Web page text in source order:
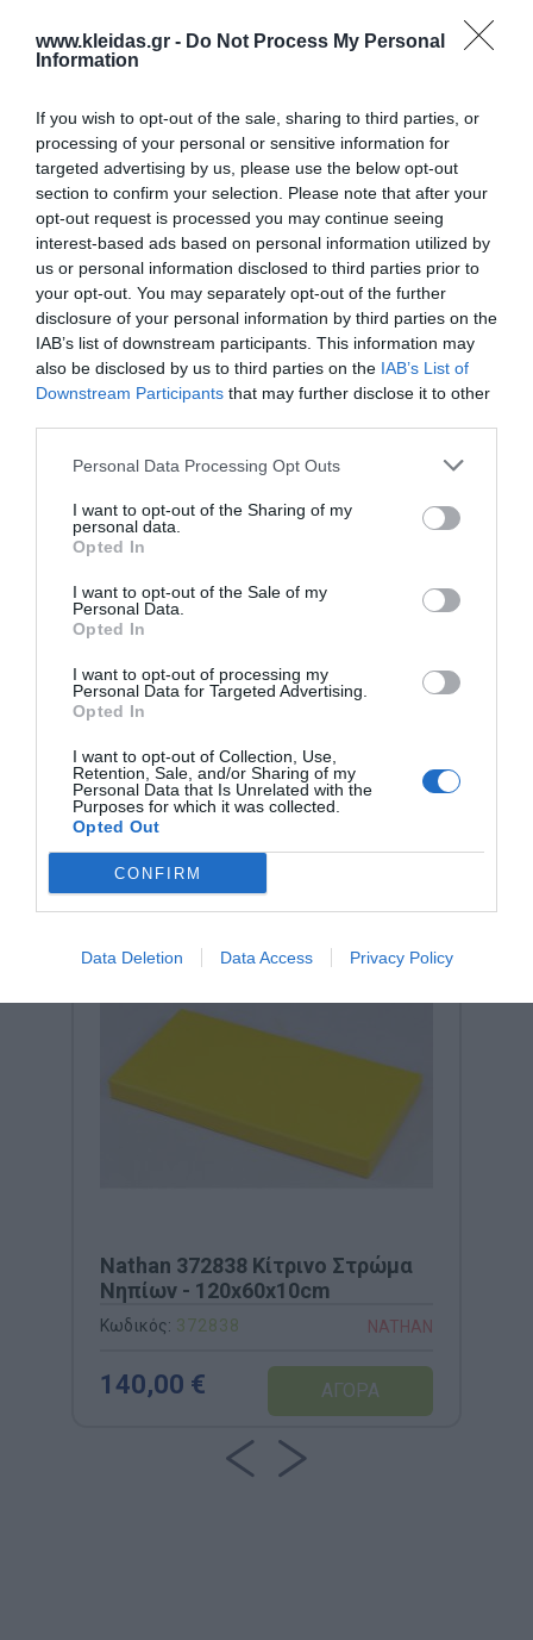
www.kleidas.gr - Do Not Process My Personal
Information
If you wish to opt-out of the sale, sharing to third parties, or
processing of your personal or sensitive information for
targeted advertising by us, please use the below opt-out
section to confirm your selection. Please note that after your
opt-out request is processed you may continue seeing
interest-based ads based on personal information utilized by
us or personal information disclosed to third parties prior to
your opt-out. You may separately opt-out of the further
disclosure of your personal information by third parties on the
IAB’s list of downstream participants. This information may
also be disclosed by us to third parties on the IAB’s List of
Downstream Participants that may further disclose it to other
Personal Data Processing Opt Outs
I want to opt-out of the Sharing of my
personal data.
Opted In
I want to opt-out of the Sale of my
Personal Data.
Opted In
I want to opt-out of processing my
Personal Data for Targeted Advertising.
Opted In
I want to opt-out of Collection, Use,
Retention, Sale, and/or Sharing of my
Personal Data that Is Unrelated with the
Purposes for which it was collected.
Opted Out
CONFIRM
Data Deletion Data Access Privacy Policy
ΗNathanείναι ένας διεθνής ηγέτης στον σχεδιασμό
και την παροχή επαγγελματικού εκπαιδευτικού
εξοπλισμού. Η γκάμα της περιλαμβάνει από
εξειδικευμένο υλικό ψυχοκινητικής έως μικροέπιπλα
για συμβολικό παιχνίδι, όλα κατασκευασμένα για να
αντέχουν στη σκληρή χρήση σε σχολικά
περιβάλλοντα. Κάθε προϊόν συμμορφώνεται αυστηρά
με τα ευρωπαϊκά πρότυπα ασφαλείας και τις
περιβαλλοντικές προδιαγραφές (βιώσιμη υλοτομία,
εξοπλισμό νηπιαγωγείων και κέντρων δεξιοτήτων
εγγυάται αξιοπιστία, παιδαγωγική αρτιότητα και μια
ισχυρή "πράσινη" ταυτότητα που εκτιμάται από
σύγχρονους εκπαιδευτικούς οργανισμούς.
Σχετικά προϊόντα
Nathan 372838 Κίτρινο Στρώμα
Νηπίων - 120x60x10cm
Κωδικός: 372838 NATHAN
140,00 €